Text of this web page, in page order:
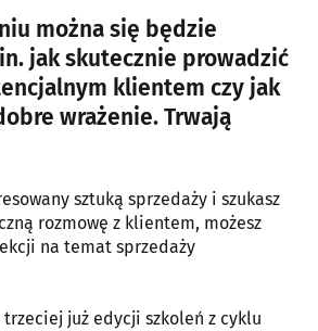
można się będzie
jak skutecznie prowadzić
klientem czy jak
wrażenie. Trwają
sztuką sprzedaży i szukasz
rozmowę z klientem, możesz
na temat sprzedaży
już edycji szkoleń z cyklu